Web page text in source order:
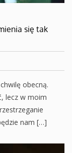
się tak
obecną.
lecz w moim
nam […]